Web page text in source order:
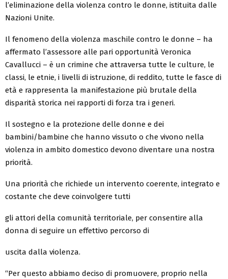
l’eliminazione della violenza contro le donne, istituita dalle
Nazioni Unite.
Il fenomeno della violenza maschile contro le donne – ha
affermato l’assessore alle pari opportunità Veronica
Cavallucci – è un crimine che attraversa tutte le culture, le
classi, le etnie, i livelli di istruzione, di reddito, tutte le fasce di
età e rappresenta la manifestazione più brutale della
disparità storica nei rapporti di forza tra i generi.
Il sostegno e la protezione delle donne e dei
bambini/bambine che hanno vissuto o che vivono nella
violenza in ambito domestico devono diventare una nostra
priorità.
Una priorità che richiede un intervento coerente, integrato e
costante che deve coinvolgere tutti
gli attori della comunità territoriale, per consentire alla
donna di seguire un effettivo percorso di
uscita dalla violenza.
“Per questo abbiamo deciso di promuovere, proprio nella